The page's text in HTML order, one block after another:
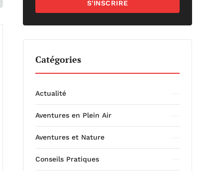
S'INSCRIRE
Catégories
Actualité
Aventures en Plein Air
Aventures et Nature
Conseils Pratiques